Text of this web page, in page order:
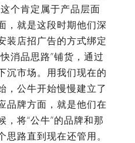
个肯定属于产品层面
，就是这段时期他们深
装店招广告的方式绑定
消品思路”铺货，通过
沉市场。用我们现在的
，公牛开始慢慢建立了
品牌方面，就是他们在
，将“公牛”的品牌和那
路直到现在还管用。